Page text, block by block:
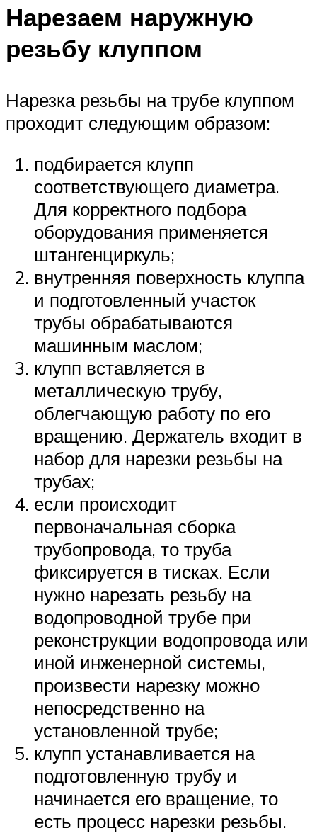
Нарезаем наружную
резьбу клуппом
Нарезка резьбы на трубе клуппом
проходит следующим образом:
подбирается клупп
соответствующего диаметра.
Для корректного подбора
оборудования применяется
штангенциркуль;
внутренняя поверхность клуппа
и подготовленный участок
трубы обрабатываются
машинным маслом;
клупп вставляется в
металлическую трубу,
облегчающую работу по его
вращению. Держатель входит в
набор для нарезки резьбы на
трубах;
если происходит
первоначальная сборка
трубопровода, то труба
фиксируется в тисках. Если
нужно нарезать резьбу на
водопроводной трубе при
реконструкции водопровода или
иной инженерной системы,
произвести нарезку можно
непосредственно на
установленной трубе;
клупп устанавливается на
подготовленную трубу и
начинается его вращение, то
есть процесс нарезки резьбы.